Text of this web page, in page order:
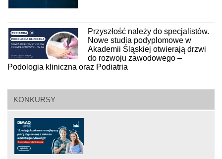
KONKURSY
Przyszłość należy do specjalistów.
Nowe studia podyplomowe w
Akademii Śląskiej otwierają drzwi
do rozwoju zawodowego –
Podologia kliniczna oraz Podiatria